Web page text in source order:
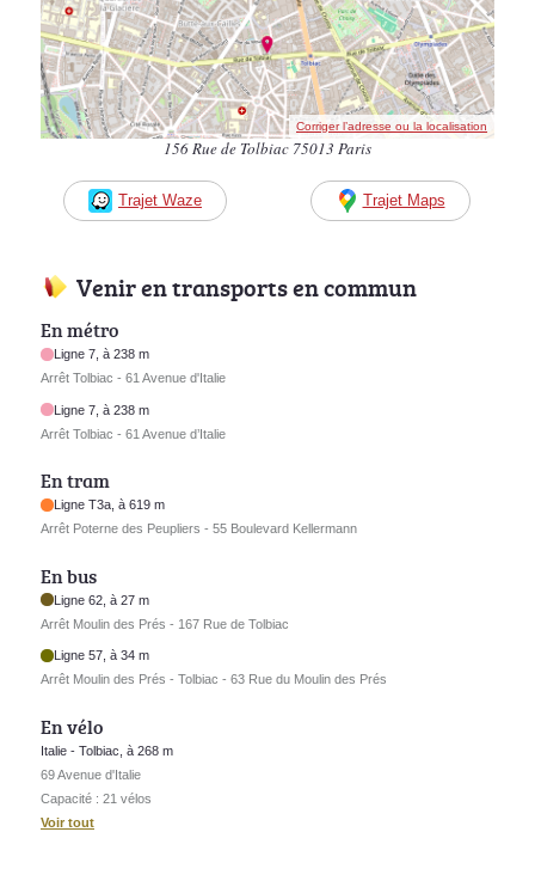
Corriger l’adresse ou la localisation
156 Rue de Tolbiac 75013 Paris
Trajet Waze Trajet Maps
Venir en transports en commun
En métro
Ligne 7, à 238 m
Arrêt Tolbiac - 61 Avenue d'Italie
Ligne 7, à 238 m
Arrêt Tolbiac - 61 Avenue d’Italie
En tram
Ligne T3a, à 619 m
Arrêt Poterne des Peupliers - 55 Boulevard Kellermann
En bus
Ligne 62, à 27 m
Arrêt Moulin des Prés - 167 Rue de Tolbiac
Ligne 57, à 34 m
Arrêt Moulin des Prés - Tolbiac - 63 Rue du Moulin des Prés
En vélo
Italie - Tolbiac, à 268 m
69 Avenue d'Italie
Capacité : 21 vélos
Voir tout